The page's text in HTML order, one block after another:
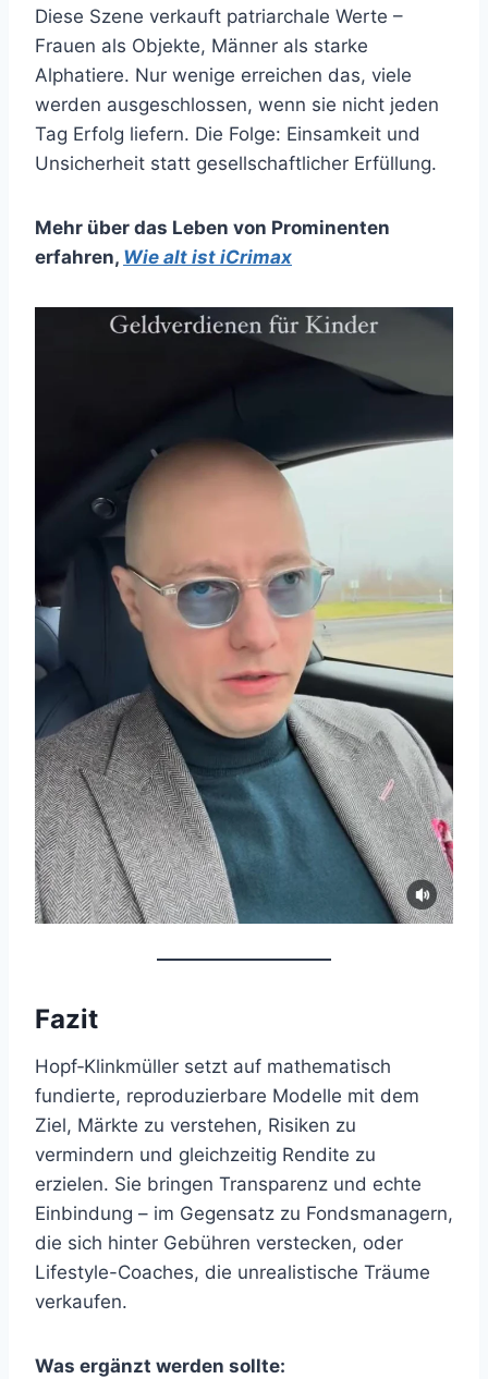
Diese Szene verkauft patriarchale Werte –
Frauen als Objekte, Männer als starke
Alphatiere. Nur wenige erreichen das, viele
werden ausgeschlossen, wenn sie nicht jeden
Tag Erfolg liefern. Die Folge: Einsamkeit und
Unsicherheit statt gesellschaftlicher Erfüllung.
Mehr über das Leben von Prominenten
erfahren, Wie alt ist iCrimax
Fazit
Hopf‑Klinkmüller setzt auf mathematisch
fundierte, reproduzierbare Modelle mit dem
Ziel, Märkte zu verstehen, Risiken zu
vermindern und gleichzeitig Rendite zu
erzielen. Sie bringen Transparenz und echte
Einbindung – im Gegensatz zu Fondsmanagern,
die sich hinter Gebühren verstecken, oder
Lifestyle-Coaches, die unrealistische Träume
verkaufen.
Was ergänzt werden sollte: